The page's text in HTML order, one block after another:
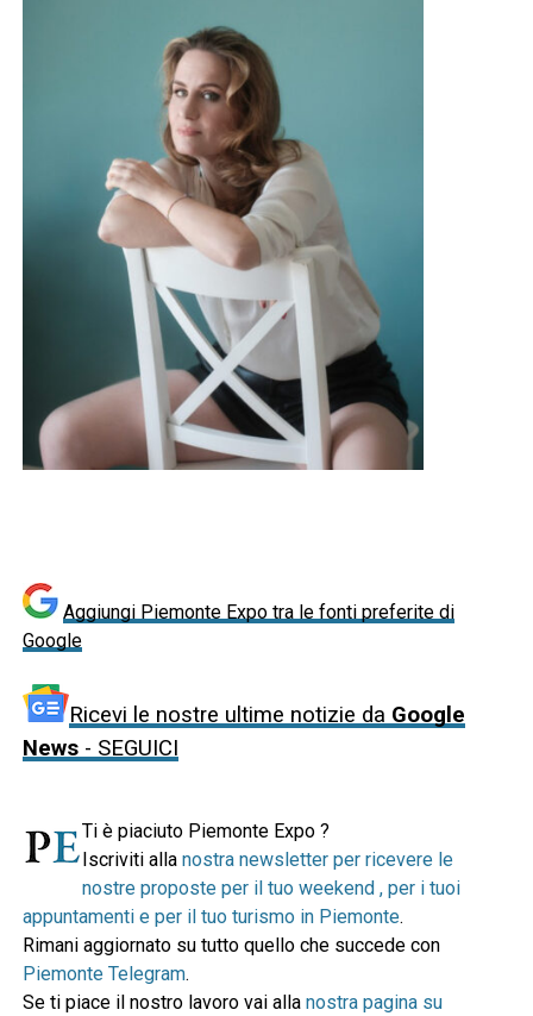
Aggiungi Piemonte Expo tra le fonti preferite di
Google
Ricevi le nostre ultime notizie da Google
News- SEGUICI
Ti è piaciuto Piemonte Expo ?
Iscriviti alla nostra newsletter per ricevere le
nostre proposte per il tuo weekend , per i tuoi
appuntamenti e per il tuo turismo in Piemonte.
Rimani aggiornato su tutto quello che succede con
Piemonte Telegram.
Se ti piace il nostro lavoro vai alla nostra pagina su